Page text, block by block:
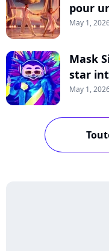
pour
May 1,
Mask
star
May 1,